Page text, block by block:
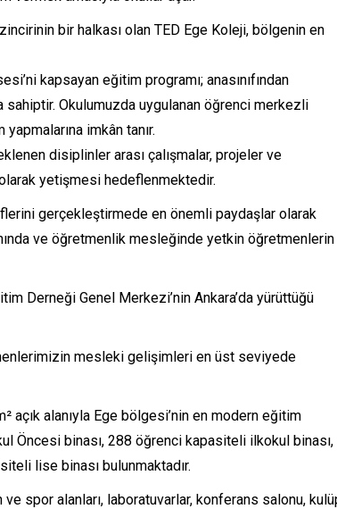
bir halkası olan TED Ege Koleji, bölgenin en
kapsayan eğitim programı; anasınıfından
sahiptir. Okulumuzda uygulanan öğrenci merkezli
imkân tanır.
disiplinler arası çalışmalar, projeler ve
yetişmesi hedeflenmektedir.
gerçekleştirmede en önemli paydaşlar olarak
ve öğretmenlik mesleğinde yetkin öğretmenlerin
Derneği Genel Merkezi’nin Ankara’da yürüttüğü
mesleki gelişimleri en üst seviyede
açık alanıyla Ege bölgesi’nin en modern eğitim
Öncesi binası, 288 öğrenci kapasiteli ilkokul binası,
lise binası bulunmaktadır.
spor alanları, laboratuvarlar, konferans salonu,